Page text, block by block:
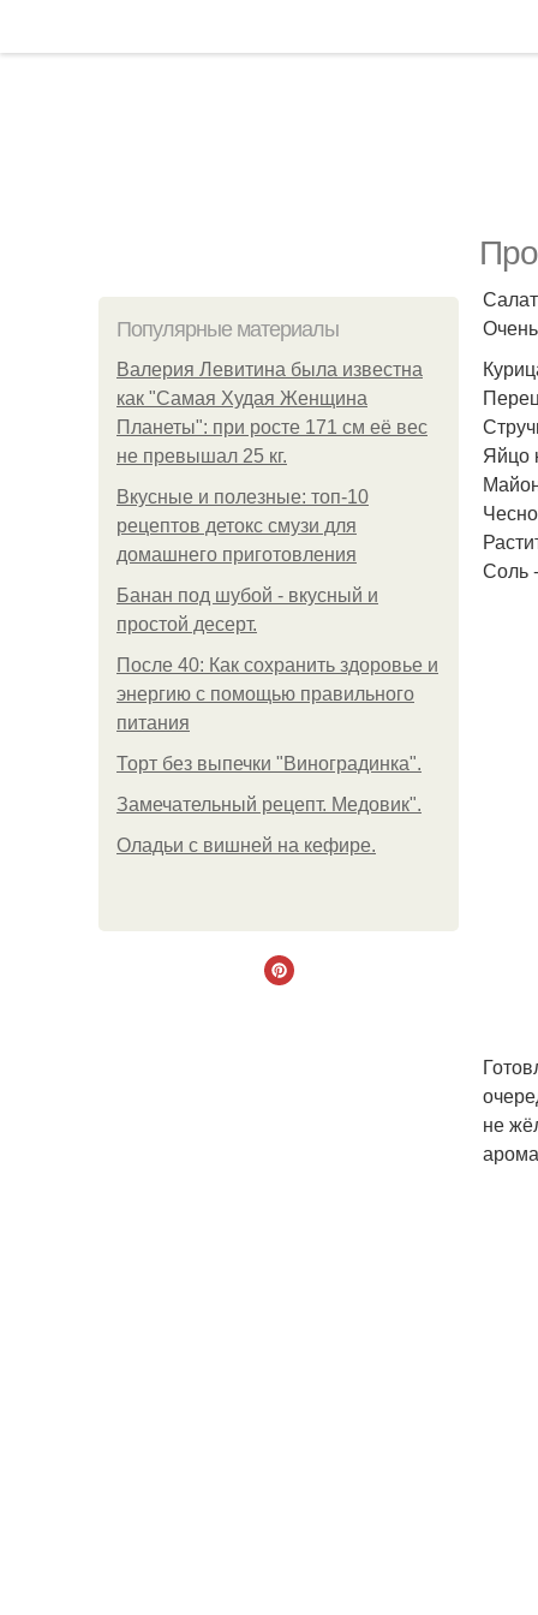
Популярные материалы
Валерия Левитина была известна
как "Самая Худая Женщина
Планеты": при росте 171 см её вес
не превышал 25 кг.
Вкусные и полезные: топ-10
рецептов детокс смузи для
домашнего приготовления
Банан под шубой - вкусный и
простой десерт.
После 40: Как сохранить здоровье и
энергию с помощью правильного
питания
Торт без выпечки "Виноградинка".
Замечательный рецепт. Медовик".
Оладьи с вишней на кефире.
Яйцо
Соль
не